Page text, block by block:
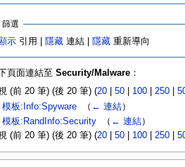
篩選
示 引用 | 隱藏 連結 | 隱藏 重新導向
頁面連結至 Security/Malware：
(前 20 筆) (後 20 筆) (20| 50| 100| 250|
模板:Info:Spyware‎ （ ← 連結）
模板:RandInfo:Security‎ （ ← 連結）
(前 20 筆) (後 20 筆) (20| 50| 100| 250|